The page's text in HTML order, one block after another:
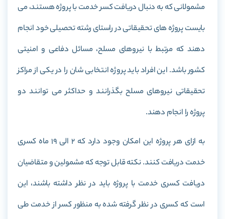
مشمولانی که به دنبال دریافت کسر خدمت با پروژه هستند، می
بایست پروژه های تحقیقاتی در راستای رشته تحصیلی خود انجام
دهند که مرتبط با نیروهای مسلح، مسائل دفاعی و امنیتی
کشور باشد. این افراد باید پروژه انتخابی شان را در یکی از مراکز
تحقیقاتی نیروهای مسلح بگذرانند و حداکثر می توانند دو
پروژه را انجام دهند.
به ازای هر پروژه این امکان وجود دارد که 2 الی 19 ماه کسری
خدمت دریافت کنند. نکته قابل توجه که مشمولین و متقاضیان
دریافت کسری خدمت با پروژه باید در نظر داشته باشند، این
است که کسری در نظر گرفته شده به منظور کسر از خدمت طی